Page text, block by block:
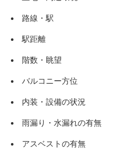
路線・駅
駅距離
階数・眺望
バルコニー方位
内装・設備の状況
雨漏り・水漏れの有無
アスベストの有無